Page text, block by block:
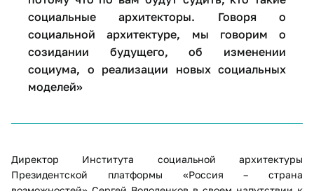
социальные архитекторы. Говоря о
социальной архитектуре, мы говорим о
созидании будущего, об изменении
социума, о реализации новых социальных
моделей»
Директор Института социальной архитектуры
Президентской платформы «Россия – страна